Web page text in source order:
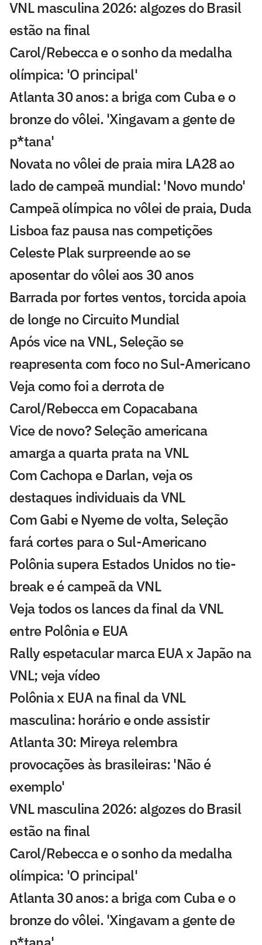
VNL masculina 2026: algozes do Brasil
estão na final
Carol/Rebecca e o sonho da medalha
olímpica: 'O principal'
Atlanta 30 anos: a briga com Cuba e o
bronze do vôlei. 'Xingavam a gente de
p*tana'
Novata no vôlei de praia mira LA28 ao
lado de campeã mundial: 'Novo mundo'
Campeã olímpica no vôlei de praia, Duda
Lisboa faz pausa nas competições
Celeste Plak surpreende ao se
aposentar do vôlei aos 30 anos
Barrada por fortes ventos, torcida apoia
de longe no Circuito Mundial
Após vice na VNL, Seleção se
reapresenta com foco no Sul-Americano
Veja como foi a derrota de
Carol/Rebecca em Copacabana
Vice de novo? Seleção americana
amarga a quarta prata na VNL
Com Cachopa e Darlan, veja os
destaques individuais da VNL
Com Gabi e Nyeme de volta, Seleção
fará cortes para o Sul-Americano
Polônia supera Estados Unidos no tie-
break e é campeã da VNL
Veja todos os lances da final da VNL
entre Polônia e EUA
Rally espetacular marca EUA x Japão na
VNL; veja vídeo
Polônia x EUA na final da VNL
masculina: horário e onde assistir
Atlanta 30: Mireya relembra
provocações às brasileiras: 'Não é
exemplo'
VNL masculina 2026: algozes do Brasil
estão na final
Carol/Rebecca e o sonho da medalha
olímpica: 'O principal'
Atlanta 30 anos: a briga com Cuba e o
bronze do vôlei. 'Xingavam a gente de